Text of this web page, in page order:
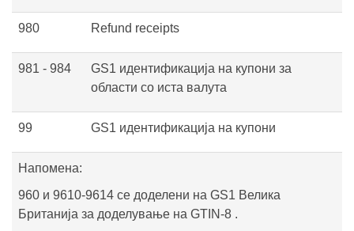
980 Refund receipts
981 - 984
GS1 идентификација на купони за
области со иста валута
99 GS1 идентификација на купони
Напомена:
960 и 9610-9614 се доделени на GS1 Велика
Британија за доделување на GTIN-8 .